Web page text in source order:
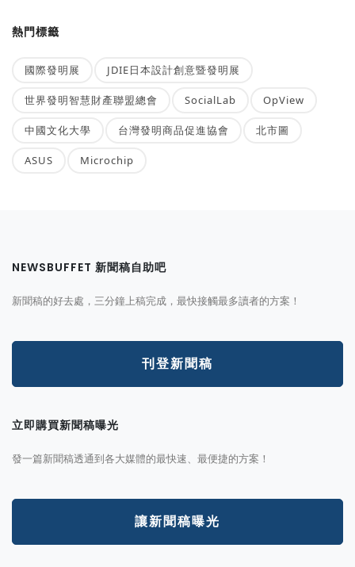
熱門標籤
國際發明展 JDIE日本設計創意暨發明展
世界發明智慧財產聯盟總會 SocialLab OpView
中國文化大學 台灣發明商品促進協會 北市圖
ASUS Microchip
NEWSBUFFET 新聞稿自助吧
新聞稿的好去處，三分鐘上稿完成，最快接觸最多讀者的方案！
刊登新聞稿
立即購買新聞稿曝光
發一篇新聞稿透通到各大媒體的最快速、最便捷的方案！
讓新聞稿曝光